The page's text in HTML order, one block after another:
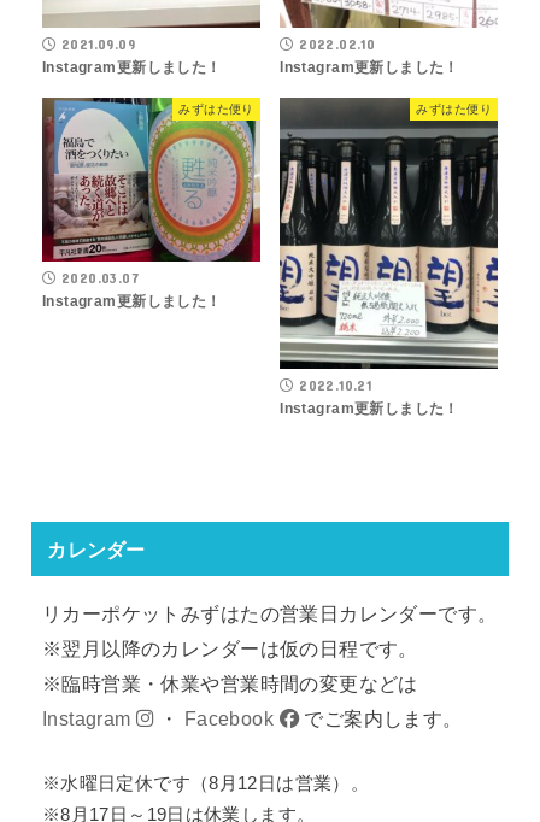
2021.09.09
Instagram更新しました！
2022.02.10
Instagram更新しました！
みずはた便り
2020.03.07
Instagram更新しました！
みずはた便り
2022.10.21
Instagram更新しました！
カレンダー
リカーポケットみずはたの営業日カレンダーです。
※翌月以降のカレンダーは仮の日程です。
※臨時営業・休業や営業時間の変更などは
Instagram
・ Facebook でご案内します。
※水曜日定休です（8月12日は営業）。
※8月17日～19日は休業します。